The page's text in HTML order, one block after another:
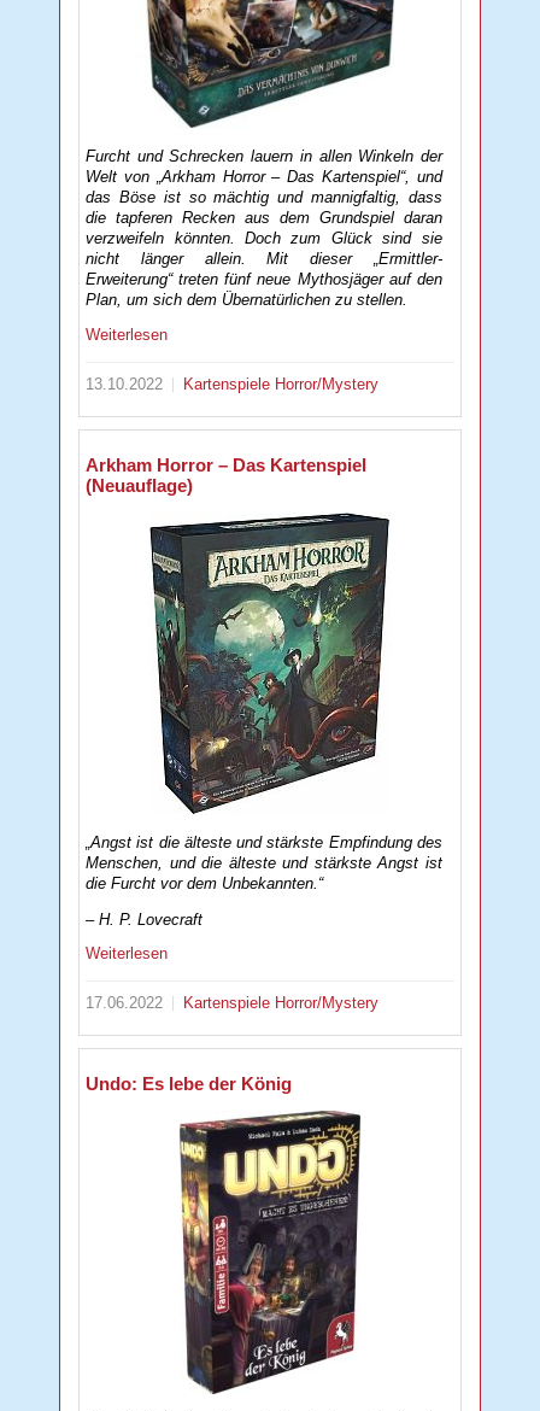
Furcht und Schrecken lauern in allen Winkeln der
Welt von „Arkham Horror – Das Kartenspiel“, und
das Böse ist so mächtig und mannigfaltig, dass
die tapferen Recken aus dem Grundspiel daran
verzweifeln könnten. Doch zum Glück sind sie
nicht länger allein. Mit dieser „Ermittler-
Erweiterung“ treten fünf neue Mythosjäger auf den
Plan, um sich dem Übernatürlichen zu stellen.
Weiterlesen
13.10.2022 Kartenspiele Horror/Mystery
Arkham Horror – Das Kartenspiel
(Neuauflage)
„Angst ist die älteste und stärkste Empfindung des
Menschen, und die älteste und stärkste Angst ist
die Furcht vor dem Unbekannten.“
– H. P. Lovecraft
Weiterlesen
17.06.2022 Kartenspiele Horror/Mystery
Undo: Es lebe der König